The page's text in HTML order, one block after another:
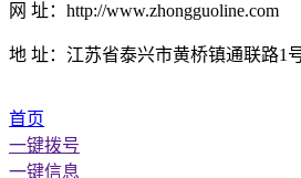
网 址：http://www.zhongguoline.com
地 址：江苏省泰兴市黄桥镇通联路1
首页
一键拨号
一键信息